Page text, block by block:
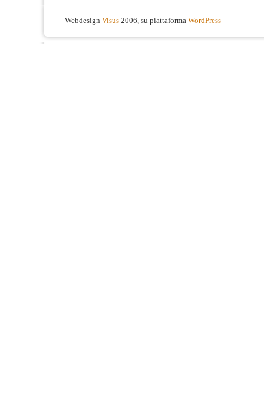
Webdesign Visus 2006, su piattaforma WordPress